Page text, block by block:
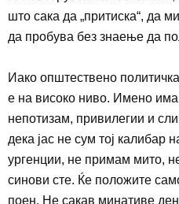
што сака да „притиска“, да
да пробува без знаење да
Иако општествено
е на високо ниво. Имено има
непотизам, привилегии и
дека јас не сум тој калибар
ургенции, не примам мито,
синови сте. Ќе положите
поен. Не сакав минативе